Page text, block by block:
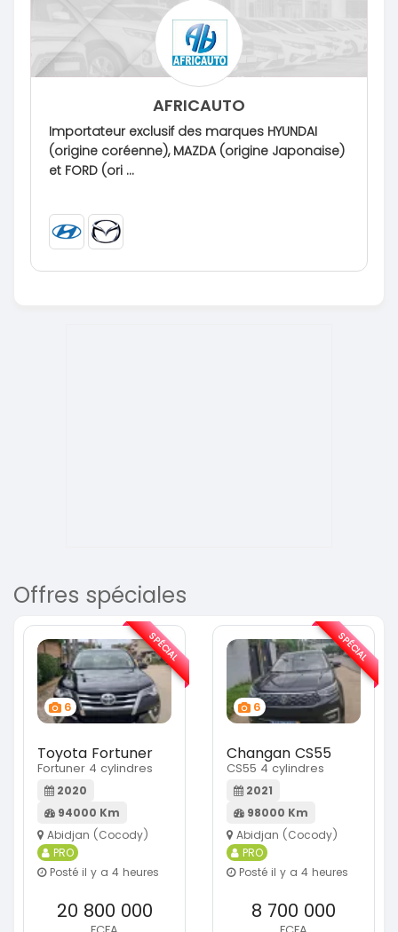
AFRICAUTO
Importateur exclusif des marques HYUNDAI
(origine coréenne), MAZDA (origine Japonaise)
et FORD (ori ...
Offres spéciales
6
Toyota Fortuner
Fortuner 4 cylindres
2020
94000 Km
Abidjan (Cocody)
PRO
Posté il y a 4 heures
20 800 000
SPÉCIAL
6
Changan CS55
CS55 4 cylindres
2021
98000 Km
Abidjan (Cocody)
PRO
Posté il y a 4 heures
8 700 000
SPÉCIAL